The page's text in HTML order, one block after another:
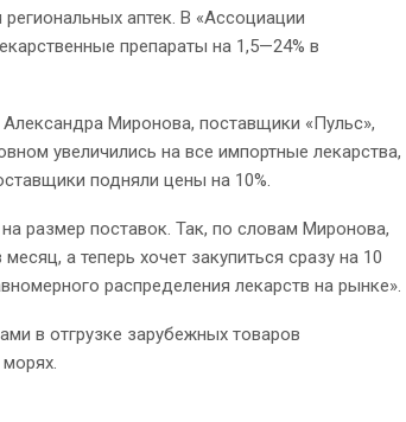
аптек. В «Ассоциации
препараты на 1,5—24% в
Миронова, поставщики «Пульс»,
увеличились на все импортные лекарства,
подняли цены на 10%.
размер поставок. Так, по словам Миронова,
а теперь хочет закупиться сразу на 10
распределения лекарств на рынке».
в отгрузке зарубежных товаров